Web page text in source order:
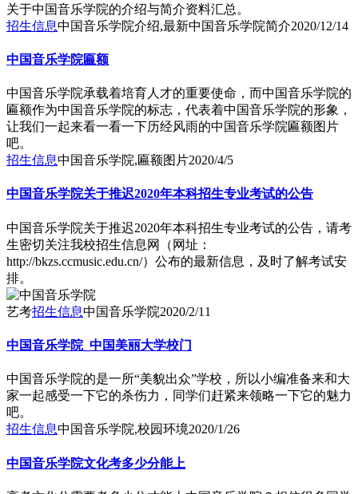
关于中国音乐学院的介绍与简介资料汇总。
招生信息中国音乐学院介绍,最新中国音乐学院简介2020/12/14
中国音乐学院匾额
中国音乐学院承载着培育人才的重要使命，而中国音乐学院的
匾额作为中国音乐学院的标志，代表着中国音乐学院的形象，
让我们一起来看一看一下历经风雨的中国音乐学院匾额图片
吧。
招生信息中国音乐学院,匾额图片2020/4/5
中国音乐学院关于推迟2020年本科招生专业考试的公告
中国音乐学院关于推迟2020年本科招生专业考试的公告，请考
生密切关注我校招生信息网（网址：
http://bkzs.ccmusic.edu.cn/）公布的最新信息，及时了解考试安
排。
艺考招生信息中国音乐学院2020/2/11
中国音乐学院_中国美丽大学校门
中国音乐学院的是一所“美貌出众”学校，所以小编准备来和大
家一起感受一下它的杀伤力，同学们赶紧来领略一下它的魅力
吧。
招生信息中国音乐学院,校园环境2020/1/26
中国音乐学院文化考多少分能上